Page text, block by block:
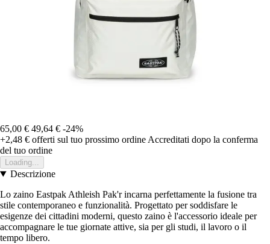
65,00 € 49,64 € -24%
+2,48 € offerti sul tuo prossimo ordine Accreditati dopo la conferma
del tuo ordine
Loading...
Descrizione
Lo zaino Eastpak Athleish Pak'r incarna perfettamente la fusione tra
stile contemporaneo e funzionalità. Progettato per soddisfare le
esigenze dei cittadini moderni, questo zaino è l'accessorio ideale per
accompagnare le tue giornate attive, sia per gli studi, il lavoro o il
tempo libero.